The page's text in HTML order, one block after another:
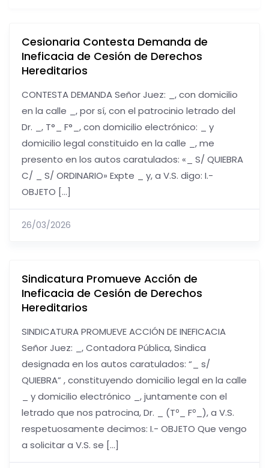
Cesionaria Contesta Demanda de
Ineficacia de Cesión de Derechos
Hereditarios
CONTESTA DEMANDA Señor Juez: _, con domicilio
en la calle _, por sí, con el patrocinio letrado del
Dr. _, T°_ F°_, con domicilio electrónico: _ y
domicilio legal constituido en la calle _, me
presento en los autos caratulados: «_ S/ QUIEBRA
C/ _ S/ ORDINARIO» Expte _ y, a V.S. digo: I.-
OBJETO […]
26/03/2026
Sindicatura Promueve Acción de
Ineficacia de Cesión de Derechos
Hereditarios
SINDICATURA PROMUEVE ACCIÓN DE INEFICACIA
Señor Juez: _, Contadora Pública, Sindica
designada en los autos caratulados: “_ s/
QUIEBRA” , constituyendo domicilio legal en la calle
_ y domicilio electrónico _, juntamente con el
letrado que nos patrocina, Dr. _ (Tº_ Fº_), a V.S.
respetuosamente decimos: I.- OBJETO Que vengo
a solicitar a V.S. se […]